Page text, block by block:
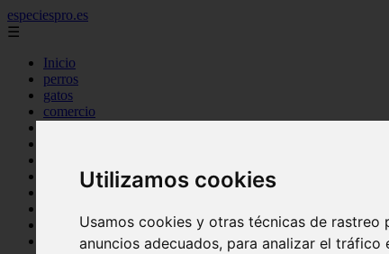
Utilizamos cookies
Usamos cookies y otras técnicas de
anuncios adecuados, para analizar el
especiespro.es
☰
Inicio
perros
gatos
comercio
tenencia responsable
mantenimiento